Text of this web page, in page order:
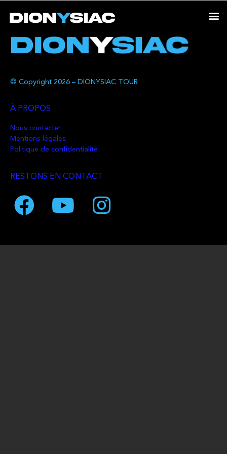
© Copyright 2026 – DIONYSIAC TOUR
À PROPOS
Nous contacter
Mentions légales
Politique de confidentialité
RESTONS EN CONTACT